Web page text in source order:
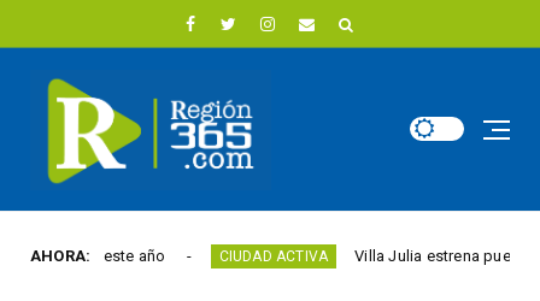
AHORA:
este año CIUDAD ACTIVA Villa Julia estrena puente y